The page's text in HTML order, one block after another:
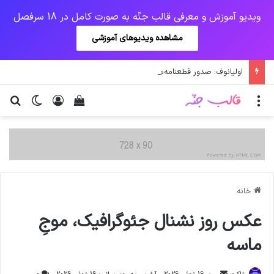
ویدیو آموزش و معرفی قالب جنّه به صورت کامل در 18 سرفصل
مشاهده ویدیوهای آموزشی
اولیانوف: صدور قطعنامه‌های علیه ایران احیای برجام را دشوار می‌کند
تغییر ورود
دیدن سبد خرید منو
خانه
عکس روز نشنال جئوگرافیک، موجِ
ماسه